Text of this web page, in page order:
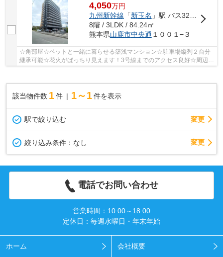
4,050万円
九州新幹線 「新玉名 」駅 バス32分 「宗方」 停歩3分
8階 / 3LDK / 84.24㎡
熊本県山鹿市中央通 １００１−３
☆角部屋☆ペットと一緒に暮らせる築浅マンション☆駐車場縦列２台分
継承可能☆花火がばっちり見えます！3号線までのアクセス良好☆周辺環
該当物件数 1件 1～1 件を表示
駅で絞り込む 変更
絞り込み条件： なし 変更
電話でお問い合わせ
営業時間：10:00～18:00
定休日：毎週水曜日・年末年始
ホーム 会社概要